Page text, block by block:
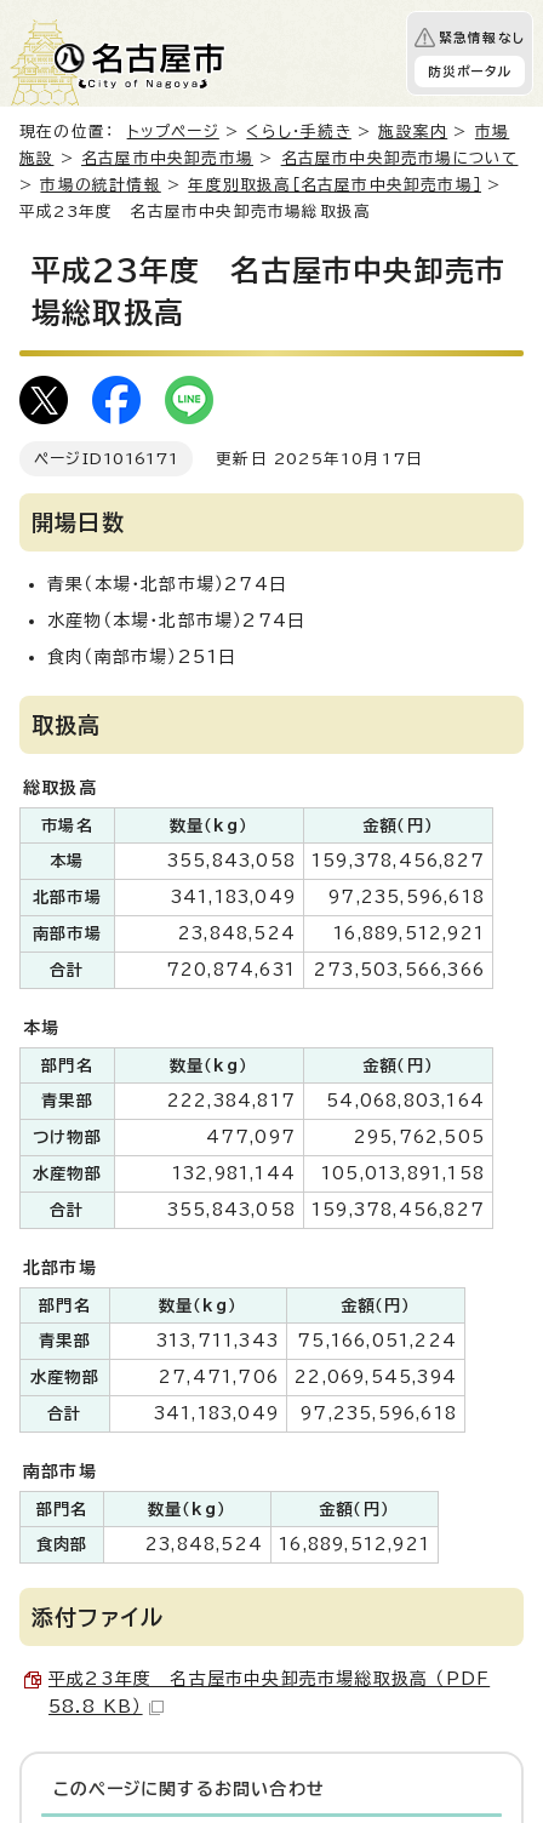
緊急情報なし
防災ポータル
現在の位置： トップページ > くらし・手続き >施設案内 > 市場
施設
> 名古屋市中央卸売市場 >
名古屋市中央卸売市場について
>市場の統計情報 >年度別取扱高［名古屋市中央卸売市場］
>
平成23年度 名古屋市中央卸売市場総取扱高
平成23年度 名古屋市中央卸売市
場総取扱高
ページID 1016171 更新日 2025年10月17日
開場日数
青果（本場・北部市場）274日
水産物（本場・北部市場）274日
食肉（南部市場）251日
取扱高
総取扱高
市場名 数量（kg） 金額（円）
本場 355,843,058 159,378,456,827
北部市場 341,183,049 97,235,596,618
南部市場 23,848,524 16,889,512,921
合計 720,874,631 273,503,566,366
本場
部門名 数量（kg） 金額（円）
青果部 222,384,817 54,068,803,164
つけ物部 477,097 295,762,505
水産物部 132,981,144 105,013,891,158
合計 355,843,058 159,378,456,827
北部市場
部門名 数量（kg） 金額（円）
青果部 313,711,343 75,166,051,224
水産物部 27,471,706 22,069,545,394
合計 341,183,049 97,235,596,618
南部市場
部門名 数量（kg） 金額（円）
食肉部 23,848,524 16,889,512,921
添付ファイル
平成23年度 名古屋市中央卸売市場総取扱高 （PDF
58.8 KB）
このページに関する お問い合わせ